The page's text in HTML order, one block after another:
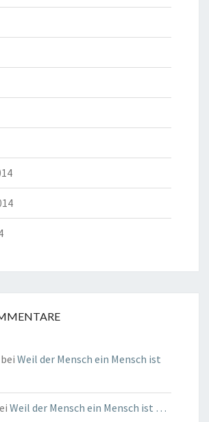
bei Weil der Mensch ein Mensch ist
Weil der Mensch ein Mensch ist …